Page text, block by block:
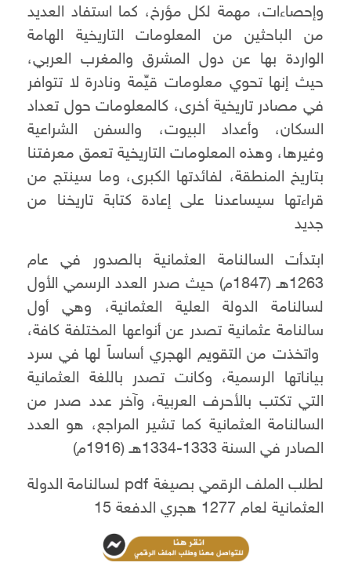
وإحصاءات، مهمة لكل مؤرخ، كما استفاد العديد
من الباحثين من المعلومات التاريخية الهامة
الواردة بها عن دول المشرق والمغرب العربي،
حيث إنها تحوي معلومات قيِّمة ونادرة لا تتوافر
في مصادر تاريخية أخرى، كالمعلومات حول تعداد
السكان، وأعداد البيوت، والسفن الشراعية
وغيرها، وهذه المعلومات التاريخية تعمق معرفتنا
بتاريخ المنطقة، لفائدتها الكبرى، وما سينتج من
قراءتها سيساعدنا على إعادة كتابة تاريخنا من
جديد
ابتدأت السالنامة العثمانية بالصدور في عام
1263هـ (1847م) حيث صدر العدد الرسمي الأول
لسالنامة الدولة العلية العثمانية، وهي أول
سالنامة عثمانية تصدر عن أنواعها المختلفة كافة،
واتخذت من التقويم الهجري أساساً لها في سرد
بياناتها الرسمية، وكانت تصدر باللغة العثمانية
التي تكتب بالأحرف العربية، وآخر عدد صدر من
السالنامة العثمانية كما تشير المراجع، هو العدد
الصادر في السنة 1333-1334هـ (1916م)
لطلب الملف الرقمي بصيغة pdf لسالنامة الدولة
العثمانية لعام 1277 هجري الدفعة 15